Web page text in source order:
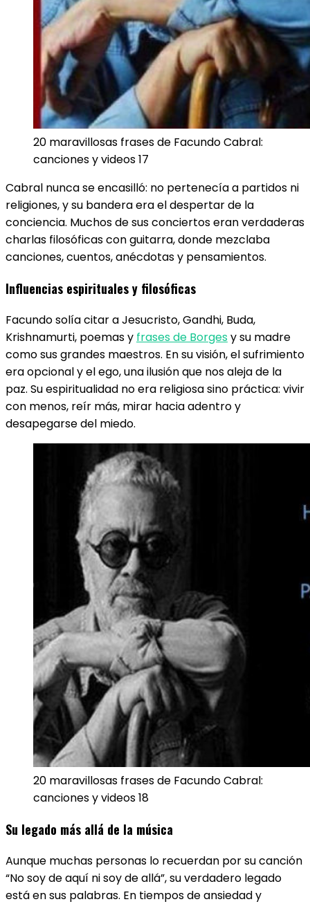
20 maravillosas frases de Facundo Cabral:
canciones y videos 17
Cabral nunca se encasilló: no pertenecía a partidos ni
religiones, y su bandera era el despertar de la
conciencia. Muchos de sus conciertos eran verdaderas
charlas filosóficas con guitarra, donde mezclaba
canciones, cuentos, anécdotas y pensamientos.
Influencias espirituales y filosóficas
Facundo solía citar a Jesucristo, Gandhi, Buda,
Krishnamurti, poemas y frases de Borgesy su madre
como sus grandes maestros. En su visión, el sufrimiento
era opcional y el ego, una ilusión que nos aleja de la
paz. Su espiritualidad no era religiosa sino práctica: vivir
con menos, reír más, mirar hacia adentro y
desapegarse del miedo.
20 maravillosas frases de Facundo Cabral:
canciones y videos 18
Su legado más allá de la música
Aunque muchas personas lo recuerdan por su canción
“No soy de aquí ni soy de allá”, su verdadero legado
está en sus palabras. En tiempos de ansiedad y